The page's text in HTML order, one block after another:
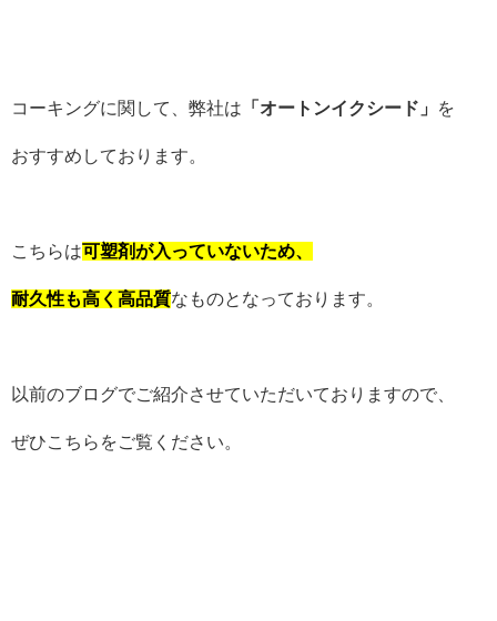
コーキングに関して、弊社は 「オートンイクシード」 を
おすすめしております。
こちらは可塑剤が入っていないため、
耐久性も高く高品質なものとなっております。
以前のブログでご紹介させていただいておりますので、
ぜひこちらをご覧ください。